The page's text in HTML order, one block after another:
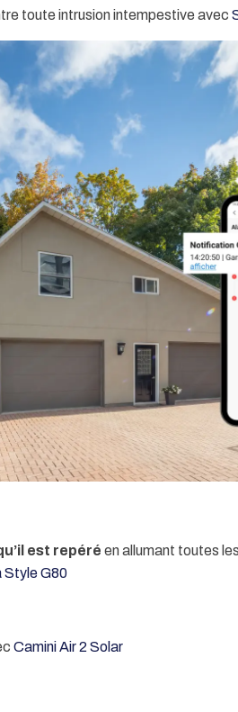
toute intrusion intempestive avec
est repéré en allumant toutes
Style G80
Camini Air 2 Solar